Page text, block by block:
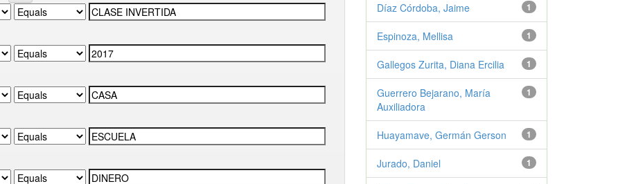
1
Díaz Córdoba, Jaime
1
Espinoza, Mellisa
1
Gallegos Zurita, Diana Ercilia
1
Guerrero Bejarano, María
Auxiliadora
1
Huayamave, Germán Gerson
1
Jurado, Daniel